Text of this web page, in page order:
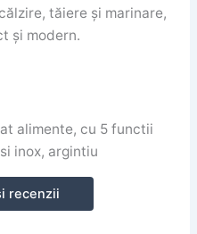
tăiere și marinare,
și modern.
recenzii